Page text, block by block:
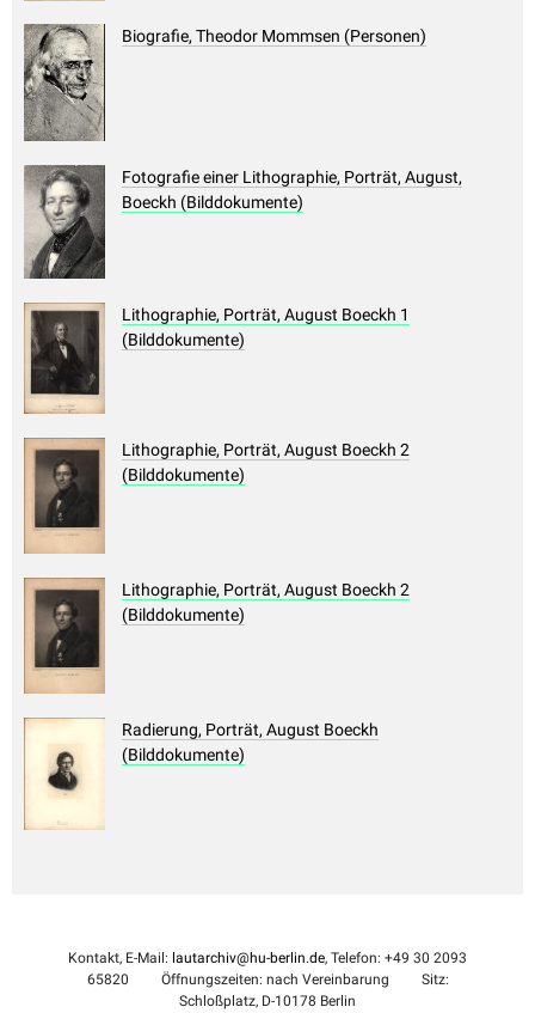
Biografie, Theodor Mommsen (Personen)
Fotografie einer Lithographie, Porträt, August,
Boeckh (Bilddokumente)
Lithographie, Porträt, August Boeckh 1
(Bilddokumente)
Lithographie, Porträt, August Boeckh 2
(Bilddokumente)
Lithographie, Porträt, August Boeckh 2
(Bilddokumente)
Radierung, Porträt, August Boeckh
(Bilddokumente)
Kontakt, E-Mail: lautarchiv@hu-berlin.de, Telefon: +49 30 2093
65820
Öffnungszeiten: nach Vereinbarung
Sitz:
Schloßplatz, D-10178 Berlin